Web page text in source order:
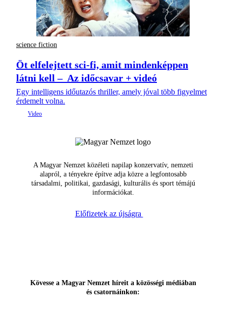
science fiction
Öt elfelejtett sci-fi, amit mindenképpen
látni kell – Az időcsavar + videó
Egy intelligens időutazós thriller, amely jóval több figyelmet
érdemelt volna.
A Magyar Nemzet közéleti napilap konzervatív, nemzeti
alapról, a tényekre építve adja közre a legfontosabb
társadalmi, politikai, gazdasági, kulturális és sport témájú
információkat.
Előfizetek az újságra
Kövesse a Magyar Nemzet híreit a közösségi médiában
és csatornáinkon: